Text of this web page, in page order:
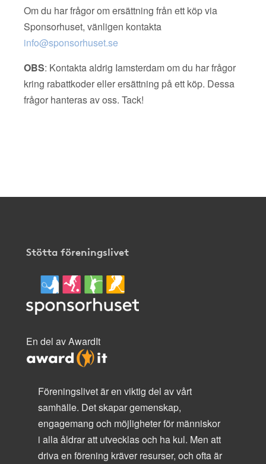
Om du har frågor om ersättning från ett köp via
Sponsorhuset, vänligen kontakta
info@sponsorhuset.se
OBS: Kontakta aldrig Iamsterdam om du har frågor
kring rabattkoder eller ersättning på ett köp. Dessa
frågor hanteras av oss. Tack!
Stötta föreningslivet
En del av AwardIt
Föreningslivet är en viktig del av vårt
samhälle. Det skapar gemenskap,
engagemang och möjligheter för människor
i alla åldrar att utvecklas och ha kul. Men att
driva en förening kräver resurser, och ofta är